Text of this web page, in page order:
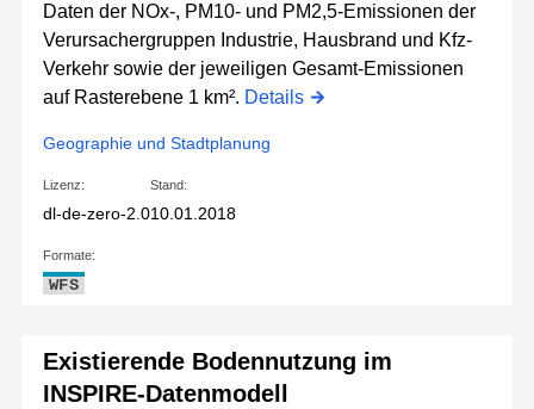
Daten der NOx-, PM10- und PM2,5-Emissionen der
Verursachergruppen Industrie, Hausbrand und Kfz-
Verkehr sowie der jeweiligen Gesamt-Emissionen
auf Rasterebene 1 km². Details
Geographie und Stadtplanung
Lizenz:
dl-de-zero-2.0
Stand:
10.01.2018
Formate:
WFS
Existierende Bodennutzung im
INSPIRE-Datenmodell